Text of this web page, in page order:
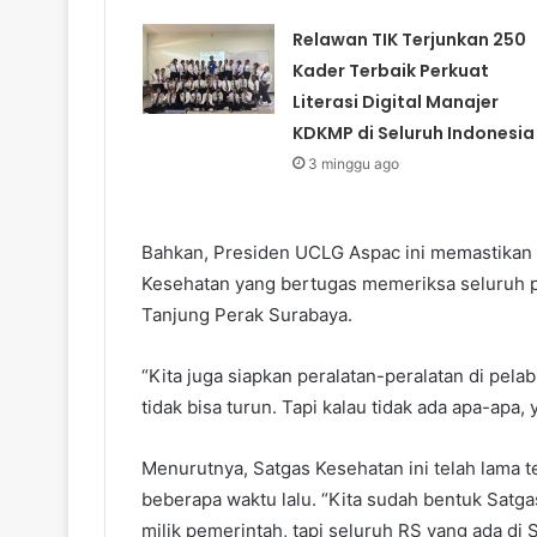
Relawan TIK Terjunkan 250
Kader Terbaik Perkuat
Literasi Digital Manajer
KDKMP di Seluruh Indonesia
3 minggu ago
Bahkan, Presiden UCLG Aspac ini
Kesehatan yang bertugas memeriksa
Tanjung Perak Surabaya.
“Kita juga siapkan peralatan-peralatan di
tidak bisa turun. Tapi kalau tidak ada apa-apa,
Menurutnya, Satgas Kesehatan ini telah lama
beberapa waktu lalu. “Kita sudah bentuk
milik pemerintah, tapi seluruh RS yang ada di